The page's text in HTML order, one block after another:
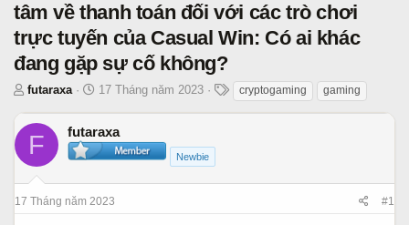
tâm về thanh toán đối với các trò chơi
trực tuyến của Casual Win: Có ai khác
đang gặp sự cố không?
T
r
a
d
s
futaraxa
N
y
b
ắ
t
17 Tháng năm 2023 cryptogaming gaming
F futaraxa
Newbie
17 Tháng năm 2023 #1